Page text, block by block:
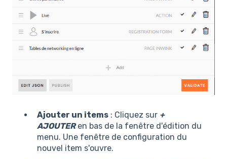
Ajouter un items : Cliquez sur +
AJOUTERen bas de la fenêtre d'édition du
menu. Une fenêtre de configuration du
nouvel item s'ouvre.